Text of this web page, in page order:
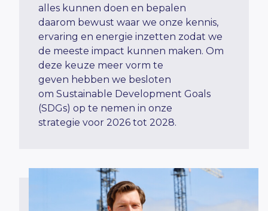
alles kunnen doen en bepalen
daarom bewust waar we onze kennis,
ervaring en energie inzetten zodat we
de meeste impact kunnen maken. Om
deze keuze meer vorm te
geven hebben we besloten
om Sustainable Development Goals
(SDGs) op te nemen in onze
strategie voor 2026 tot 2028.